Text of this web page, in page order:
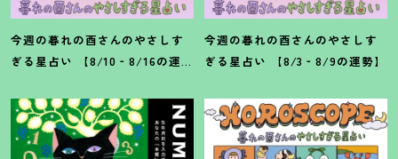
今週の暮れの酉さんのやさしす
ぎる星占い 【8/10‐8/16の運
今週の暮れの酉さんのやさしす
ぎる星占い 【8/3‐8/9の運勢】